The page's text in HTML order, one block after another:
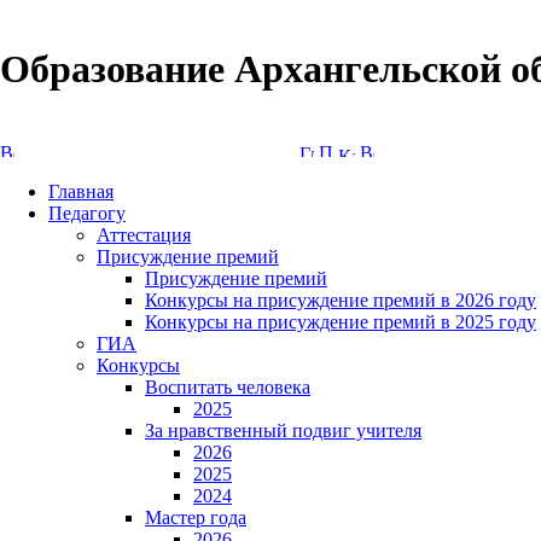
Образование Архангельской
Главная
Педагогу
Аттестация
Присуждение премий
Присуждение премий
Конкурсы на присуждение премий в 2026 году
Конкурсы на присуждение премий в 2025 году
ГИА
Конкурсы
Воспитать человека
2025
За нравственный подвиг учителя
2026
2025
2024
Мастер года